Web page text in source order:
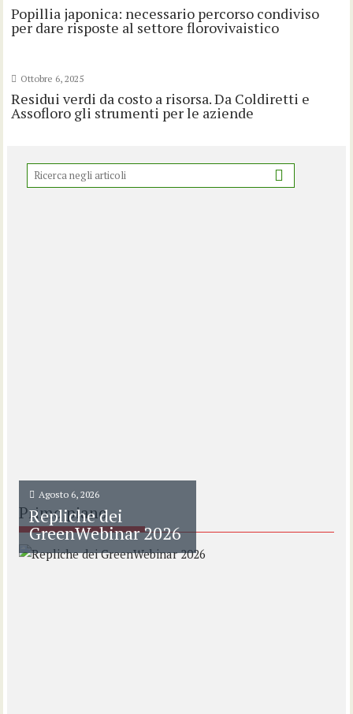
Popillia japonica: necessario percorso condiviso
per dare risposte al settore florovivaistico
Ottobre 6, 2025
Residui verdi da costo a risorsa. Da Coldiretti e
Assofloro gli strumenti per le aziende
Primo piano
Agosto 6, 2026
Repliche dei
GreenWebinar 2026